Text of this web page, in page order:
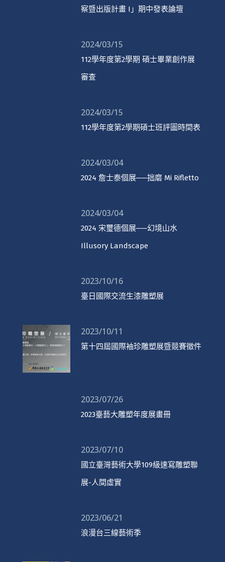
察暨出版計畫 I」期中發表論壇
2024/03/15
112學年度第2學期 碩士畢業創作展
審查
2024/03/15
112學年度第2學期碩士班評圖時間表
2024/03/04
2024 詹士泰個展──拙磨 Mi Rifletto
2024/03/04
2024 宋璽德個展──幻境山水
Illusory Landscape
2023/10/16
臺日國際交流生漆雕塑展
2023/10/11
第十四屆國際袖珍雕塑展暨競賽徵件
2023/07/26
2023臺藝大雕塑年度展畫冊
2023/07/10
國立臺灣藝術大學109級速寫雕塑聯
展-人間虛實
2023/06/21
浪漫台三線藝術季